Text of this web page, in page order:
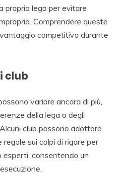
propria lega per evitare
Comprendere queste
competitivo durante
club
variare ancora di più,
della lega o degli
club possono adottare
sui colpi di rigore per
esperti, consentendo un